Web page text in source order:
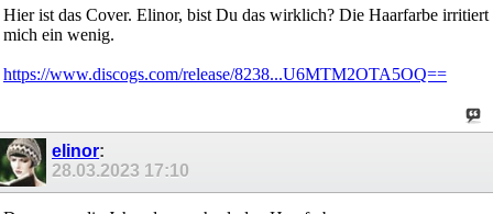
Hier ist das Cover. Elinor, bist Du das wirklich? Die Haarfarbe irritiert
mich ein wenig.
https://www.discogs.com/release/8238...U6MTM2OTA5OQ==
elinor:
28.03.2023 17:10